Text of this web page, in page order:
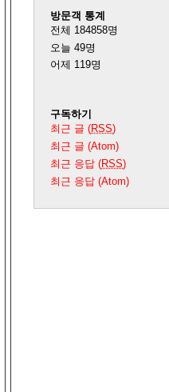
방문객 통계
전체 184858명
오늘 49명
어제 119명
구독하기
최근 글 (RSS)
최근 글 (Atom)
최근 응답 (RSS)
최근 응답 (Atom)